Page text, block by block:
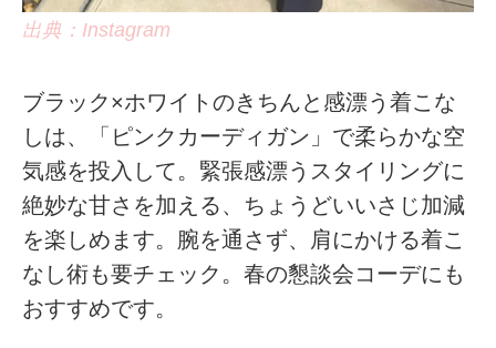
出典：Instagram
ブラック×ホワイトのきちんと感漂う着こな
しは、「ピンクカーディガン」で柔らかな空
気感を投入して。緊張感漂うスタイリングに
絶妙な甘さを加える、ちょうどいいさじ加減
を楽しめます。腕を通さず、肩にかける着こ
なし術も要チェック。春の懇談会コーデにも
おすすめです。